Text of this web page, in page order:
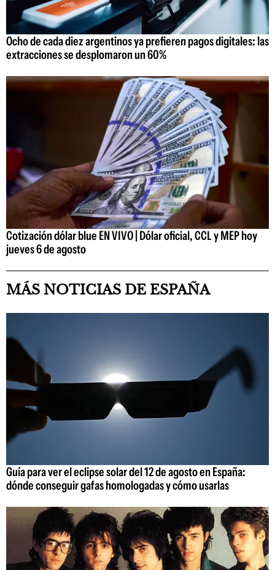
Ocho de cada diez argentinos ya prefieren pagos digitales: las
extracciones se desplomaron un 60%
Cotización dólar blue EN VIVO | Dólar oficial, CCL y MEP hoy
jueves 6 de agosto
MÁS NOTICIAS DE ESPAÑA
Guía para ver el eclipse solar del 12 de agosto en España:
dónde conseguir gafas homologadas y cómo usarlas